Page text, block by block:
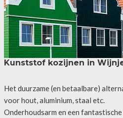
Kunststof kozijnen in
Het duurzame (en betaalbare)
voor hout, aluminium, staal etc.
Onderhoudsarm en een